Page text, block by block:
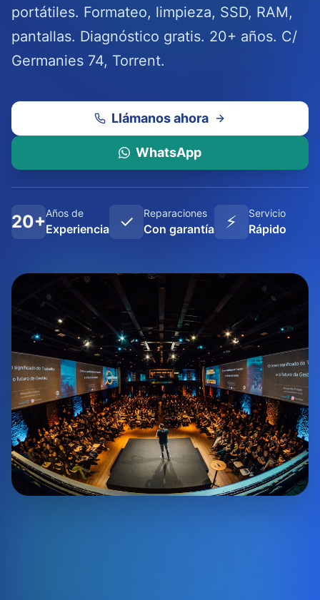
portátiles. Formateo, limpieza, SSD, RAM,
pantallas. Diagnóstico gratis. 20+ años. C/
Germanies 74, Torrent.
Llámanos ahora
WhatsApp
20+Años de
Experiencia ✓ Reparaciones
Con garantía ⚡ Servicio
Rápido